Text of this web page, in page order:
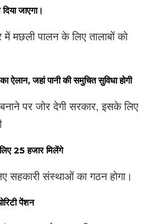
जाएगा।
में मछली पालन के लिए तालाबों को
ऐलान, जहां पानी की समुचित सुविधा होगी
पर जोर देगी सरकार, इसके लिए
25 हजार मिलेंगे
सहकारी संस्थाओं का गठन होगा।
पेंशन